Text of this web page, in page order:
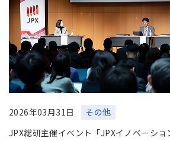
2026年03月31日
その他
JPX総研主催イベント「JPXイノベーシ